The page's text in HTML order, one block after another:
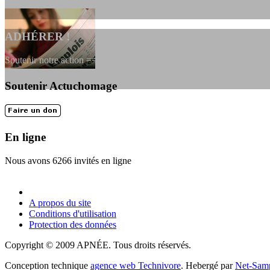
ADHÉRER !
Soutenir notre action ==> Si vous souhaitez adhérer à l’association,
LES FONDATEURS
Soutenir Actuchomage
En ligne
Nous avons 6266 invités en ligne
A propos du site
Conditions d'utilisation
Protection des données
Copyright © 2009 APNÉE. Tous droits réservés.
Conception technique agence web Technivore. Hebergé parNet-